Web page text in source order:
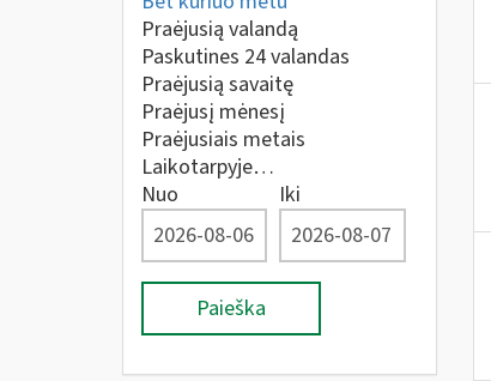
Praėjusią valandą
Paskutines 24 valandas
Praėjusią savaitę
Praėjusį mėnesį
Praėjusiais metais
Laikotarpyje…
Nuo
Iki
Paieška